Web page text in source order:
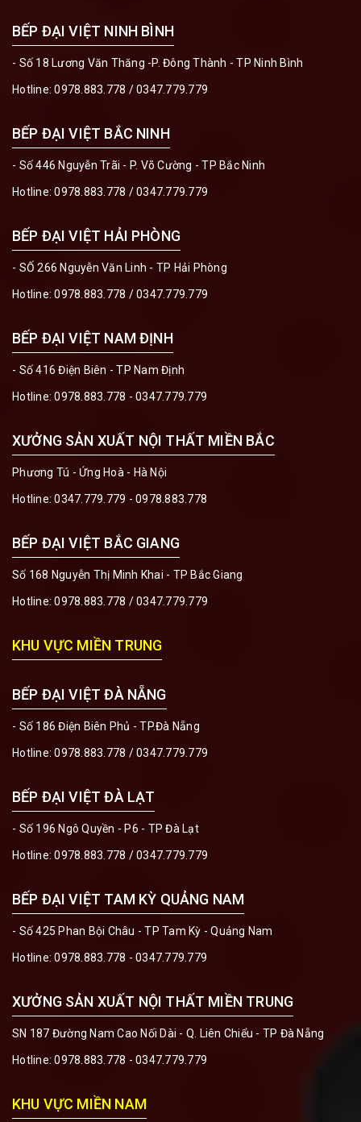
BẾP ĐẠI VIỆT NINH BÌNH
- Số 18 Lương Văn Thăng -P. Đông Thành - TP Ninh Bình
Hotline:0978.883.778 /0347.779.779
BẾP ĐẠI VIỆT BẮC NINH
- Số 446 Nguyễn Trãi - P. Võ Cường - TP Bắc Ninh
Hotline:0978.883.778 /0347.779.779
BẾP ĐẠI VIỆT HẢI PHÒNG
- SỐ 266 Nguyễn Văn Linh - TP Hải Phòng
Hotline:0978.883.778 /0347.779.779
BẾP ĐẠI VIỆT NAM ĐỊNH
- Số 416 Điện Biên - TP Nam Định
Hotline:0978.883.778 - 0347.779.779
XƯỞNG SẢN XUẤT NỘI THẤT MIỀN BẮC
Phương Tú - Ứng Hoà - Hà Nội
Hotline:0347.779.779 - 0978.883.778
BẾP ĐẠI VIỆT BẮC GIANG
Số 168 Nguyễn Thị Minh Khai - TP Bắc Giang
Hotline:0978.883.778 /0347.779.779
KHU VỰC MIỀN TRUNG
BẾP ĐẠI VIỆT ĐÀ NẴNG
- Số 186 Điện Biên Phủ - TP.Đà Nẵng
Hotline:0978.883.778 /0347.779.779
BẾP ĐẠI VIỆT ĐÀ LẠT
- Số 196 Ngô Quyền - P6 - TP Đà Lạt
Hotline:0978.883.778 /0347.779.779
BẾP ĐẠI VIỆT TAM KỲ QUẢNG NAM
- Số 425 Phan Bội Châu - TP Tam Kỳ - Quảng Nam
Hotline:0978.883.778 - 0347.779.779
XƯỞNG SẢN XUẤT NỘI THẤT MIỀN TRUNG
SN 187 Đường Nam Cao Nối Dài - Q. Liên Chiểu - TP Đà Nẵng
Hotline:0978.883.778 - 0347.779.779
KHU VỰC MIỀN NAM